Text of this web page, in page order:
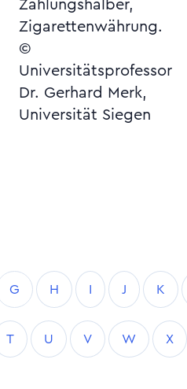
Zigarettenwährung.
©
Universitätsprofessor
Dr. Gerhard Merk,
Universität Siegen
G H I J K
T U V W X